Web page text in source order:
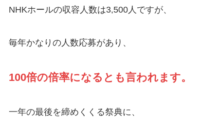
NHKホールの収容人数は3,500人ですが、
毎年かなりの人数応募があり、
100倍の倍率になるとも言われます。
一年の最後を締めくくる祭典に、